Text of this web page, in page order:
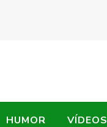
HUMOR VÍDEOS